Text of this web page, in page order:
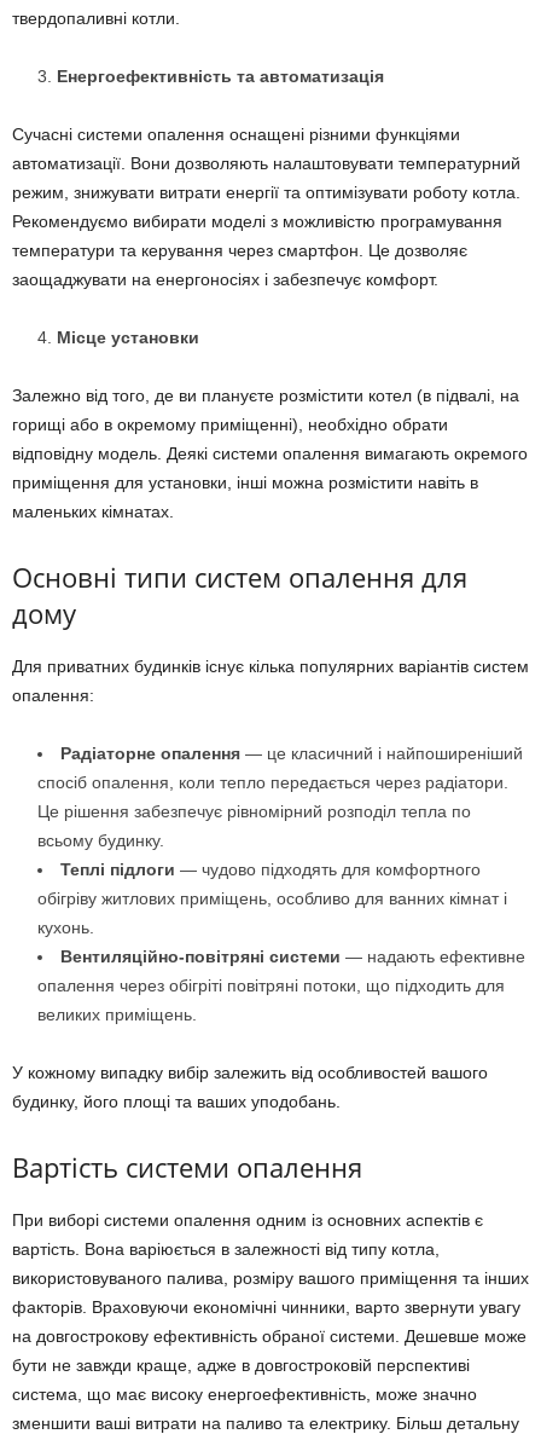
твердопаливні котли.
Енергоефективність та автоматизація
Сучасні системи опалення оснащені різними функціями
автоматизації. Вони дозволяють налаштовувати температурний
режим, знижувати витрати енергії та оптимізувати роботу котла.
Рекомендуємо вибирати моделі з можливістю програмування
температури та керування через смартфон. Це дозволяє
заощаджувати на енергоносіях і забезпечує комфорт.
Місце установки
Залежно від того, де ви плануєте розмістити котел (в підвалі, на
горищі або в окремому приміщенні), необхідно обрати
відповідну модель. Деякі системи опалення вимагають окремого
приміщення для установки, інші можна розмістити навіть в
маленьких кімнатах.
Основні типи систем опалення для
дому
Для приватних будинків існує кілька популярних варіантів систем
опалення:
Радіаторне опалення — це класичний і найпоширеніший
спосіб опалення, коли тепло передається через радіатори.
Це рішення забезпечує рівномірний розподіл тепла по
всьому будинку.
Теплі підлоги — чудово підходять для комфортного
обігріву житлових приміщень, особливо для ванних кімнат і
кухонь.
Вентиляційно-повітряні системи — надають ефективне
опалення через обігріті повітряні потоки, що підходить для
великих приміщень.
У кожному випадку вибір залежить від особливостей вашого
будинку, його площі та ваших уподобань.
Вартість системи опалення
При виборі системи опалення одним із основних аспектів є
вартість. Вона варіюється в залежності від типу котла,
використовуваного палива, розміру вашого приміщення та інших
факторів. Враховуючи економічні чинники, варто звернути увагу
на довгострокову ефективність обраної системи. Дешевше може
бути не завжди краще, адже в довгостроковій перспективі
система, що має високу енергоефективність, може значно
зменшити ваші витрати на паливо та електрику. Більш детальну